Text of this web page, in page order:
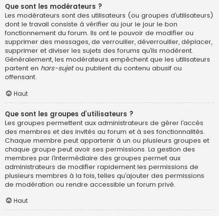
Que sont les modérateurs ?
Les modérateurs sont des utilisateurs (ou groupes d’utilisateurs)
dont le travail consiste à vérifier au jour le jour le bon
fonctionnement du forum. Ils ont le pouvoir de modifier ou
supprimer des messages, de verrouiller, déverrouiller, déplacer,
supprimer et diviser les sujets des forums qu’ils modèrent.
Généralement, les modérateurs empêchent que les utilisateurs
partent en hors-sujetou publient du contenu abusif ou
offensant.
Haut
Que sont les groupes d’utilisateurs ?
Les groupes permettent aux administrateurs de gérer l’accès
des membres et des invités au forum et à ses fonctionnalités.
Chaque membre peut appartenir à un ou plusieurs groupes et
chaque groupe peut avoir ses permissions. La gestion des
membres par l’intermédiaire des groupes permet aux
administrateurs de modifier rapidement les permissions de
plusieurs membres à la fois, telles qu’ajouter des permissions
de modération ou rendre accessible un forum privé.
Haut